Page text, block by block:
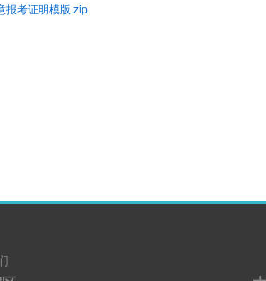
报考证明模版.zip